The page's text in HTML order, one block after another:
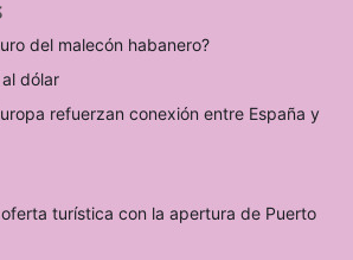
del malecón habanero?
dólar
refuerzan conexión entre España y
turística con la apertura de Puerto